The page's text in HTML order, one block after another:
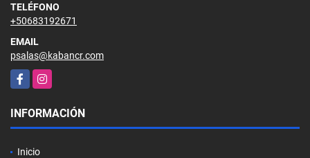
TELÉFONO
+50683192671
EMAIL
psalas@kabancr.com
FacebookInstagram
INFORMACIÓN
Inicio